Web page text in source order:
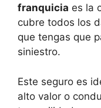
franquicia es la
cubre todos los
que tengas que
siniestro.
Este seguro es
alto valor o